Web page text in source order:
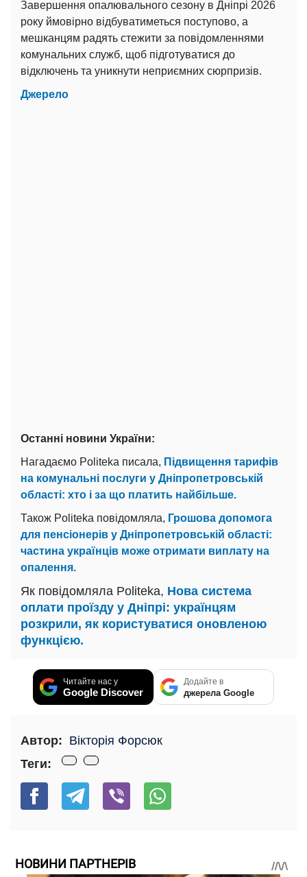
Завершення опалювального сезону в Дніпрі 2026
року ймовірно відбуватиметься поступово, а
мешканцям радять стежити за повідомленнями
комунальних служб, щоб підготуватися до
відключень та уникнути неприємних сюрпризів.
Джерело
Останні новини України:
Нагадаємо Politeka писала, Підвищення тарифів
на комунальні послуги у Дніпропетровській
області: хто і за що платить найбільше.
Також Politeka повідомляла, Грошова допомога
для пенсіонерів у Дніпропетровській області:
частина українців може отримати виплату на
опалення.
Як повідомляла Politeka, Нова система
оплати проїзду у Дніпрі: українцям
розкрили, як користуватися оновленою
функцією.
Читайте нас у
Google Discover
Додайте в
джерела Google
Автор: Вікторія Форсюк
Теги:
НОВИНИ ПАРТНЕРІВ